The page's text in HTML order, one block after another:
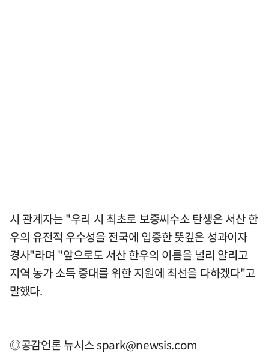
시 관계자는 "우리 시 최초로 보증씨수소 탄생은 서산 한
우의 유전적 우수성을 전국에 입증한 뜻깊은 성과이자
경사"라며 "앞으로도 서산 한우의 이름을 널리 알리고
지역 농가 소득 증대를 위한 지원에 최선을 다하겠다"고
말했다.
◎공감언론 뉴시스spark@newsis.com